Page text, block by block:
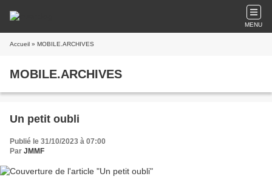
MENU
Accueil » MOBILE.ARCHIVES
MOBILE.ARCHIVES
Un petit oubli
Publié le 31/10/2023 à 07:00
Par JMMF